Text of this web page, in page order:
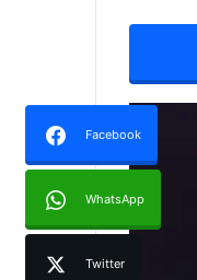
Facebook
WhatsApp
Twitter